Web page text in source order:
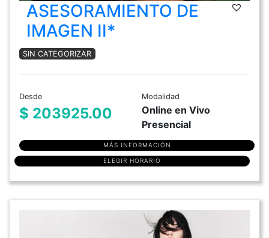
ASESORAMIENTO DE
IMAGEN II*
SIN CATEGORIZAR
Desde
$ 203925.00
Modalidad
Online en Vivo
Presencial
MÁS INFORMACIÓN
ELEGIR HORARIO